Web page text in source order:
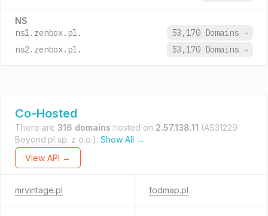
NS
ns1.zenbox.pl. 53,170 Domains →
ns2.zenbox.pl.
53,170 Domains →
Co-Hosted
There are 316 domains hosted on 2.57.138.11 (AS31229
Beyond.pl sp. z o.o.). Show All →
View API →
mrvintage.pl fodmap.pl